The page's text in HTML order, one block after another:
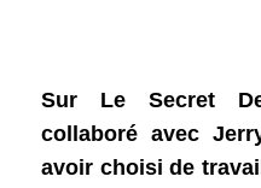
Sur Le Secret
collaboré avec
avoir choisi de